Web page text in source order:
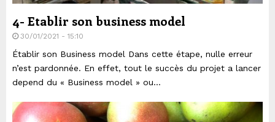
4- Etablir son business model
30/01/2021 - 15:10
Établir son Business model Dans cette étape, nulle erreur
n’est pardonnée. En effet, tout le succès du projet a lancer
depend du « Business model » ou...